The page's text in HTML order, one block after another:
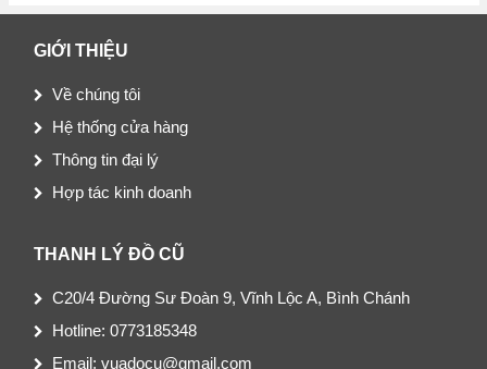
GIỚI THIỆU
Về chúng tôi
Hệ thống cửa hàng
Thông tin đại lý
Hợp tác kinh doanh
THANH LÝ ĐỒ CŨ
C20/4 Đường Sư Đoàn 9, Vĩnh Lộc A, Bình Chánh
Hotline: 0773185348
Email: vuadocu@gmail.com